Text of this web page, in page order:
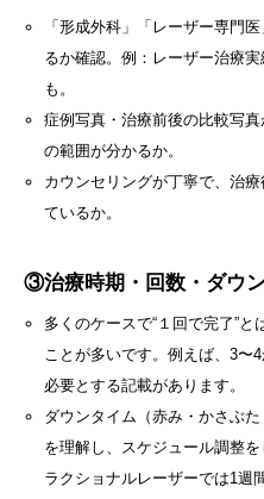
「形成外科」「レーザー専門
るか確認。例：レーザー治療
も。
症例写真・治療前後の比較写
の範囲が分かるか。
カウンセリングが丁寧で、治
ているか。
③治療時期・回数・ダウ
多くのケースで“１回で完了”
ことが多いです。例えば、3〜
必要とする記載があります。
ダウンタイム（赤み・かさぶ
を理解し、スケジュール調整
ラクショナルレーザーでは1週